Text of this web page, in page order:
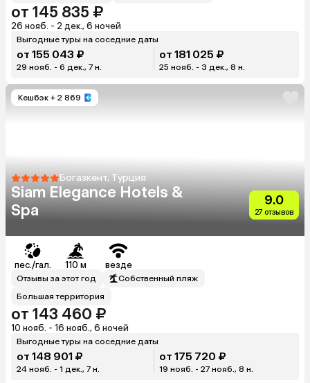
от 145 835 ₽
26 нояб. - 2 дек., 6 ночей
Выгодные туры на соседние даты
от 155 043 ₽
29 нояб. - 6 дек., 7 н.
от 181 025 ₽
25 нояб. - 3 дек., 8 н.
Кешбэк + 2 869
Богазкент, Турция
Siam Elegance Hotels &
Spa
9.0
27 отзывов
пес./гал. 110 м везде
Отзывы за этот год
Собственный пляж
Большая территория
от 143 460 ₽
10 нояб. - 16 нояб., 6 ночей
Выгодные туры на соседние даты
от 148 901 ₽
24 нояб. - 1 дек., 7 н.
от 175 720 ₽
19 нояб. - 27 нояб., 8 н.